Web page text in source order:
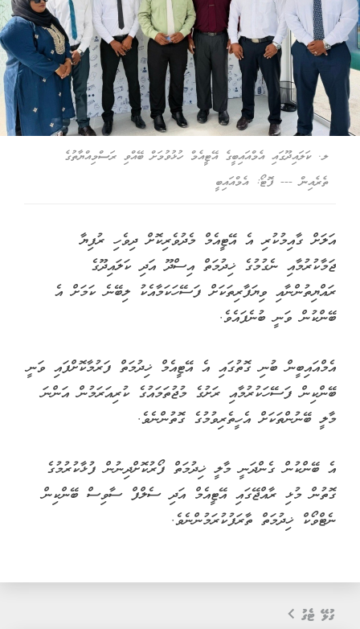
ލ. ކަލައިދޫގައި އެމްއައިބީގެ އޭޓީއެމް ހުޅުވުމަށް ބޭއްވި ރަސްމިއްޔާތުގެ
ތެރެއިން --- ފޮޓޯ: އެމްއައިބީ
އަލަށް ގާއިމުކުރި އެ އޭޓީއެމް މެދުވެރިކޮށް ދިވެހި ރުފިޔާ
ޖަމާކުރުމާއި ނެގުމުގެ ޚިދުމަތް އިސްދޫ އަދި ކަލައިދޫގެ
ރައްޔިތުންނާއި ވިޔަފާރިތަކަށް ފަސޭހަކަމާއެކު ލިބޭނެ ކަމަށް އެ
ބޭންކުން ވަނީ ބުނެފައެވެ.
އެމްއައިބީން ބުނި ގޮތުގައި އެ އޭޓީއެމް ޚިދުމަތް ފަރުމާކޮށްފައި ވަނީ
ބޭންކިން ފަސޭހަކުރުމާއި ރަށުގެ މުޖުތަމައުގެ ކުރިއަރަމުން އަންނަ
މާލީ ބޭނުންތަކަށް އެހީތެރިވުމުގެ ގޮތުންނެވެ.
އެ ބޭންކުން ގެންދަނީ މާލީ ޚިދުމަތް ފޯރުކޮށްދިނުން ފުޅާކުރުމުގެ
ގޮތުން މުޅި ރާއްޖޭގައި އޭޓީއެމް އަދި ސެލްފް ސާވިސް ބޭންކިން
ނެޓްވޯކް ޚިދުމަތް ތާރަފުކުރަމުންނެވެ.
ގުޅޭ ޓެގު